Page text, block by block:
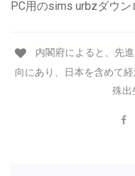
PC用のsims urbzダウン
内閣府によると、先
向にあり、日本を含めて
殊出